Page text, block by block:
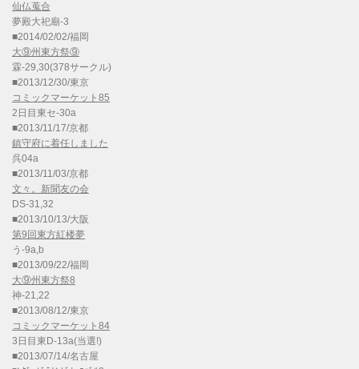
仙仏蒐合
夢殿大祀廟-3
■2014/02/02/福岡
大⑨州東方祭⑨
霖-29,30(378サークル)
■2013/12/30/東京
コミックマーケット85
2日目東セ-30a
■2013/11/17/京都
鎮守府に着任しました
呉04a
■2013/11/03/京都
文々。新聞友の会
DS-31,32
■2013/10/13/大阪
第9回東方紅楼夢
う-9a,b
■2013/09/22/福岡
大⑨州東方祭8
神-21,22
■2013/08/12/東京
コミックマーケット84
3日目東D-13a(当選!)
■2013/07/14/名古屋